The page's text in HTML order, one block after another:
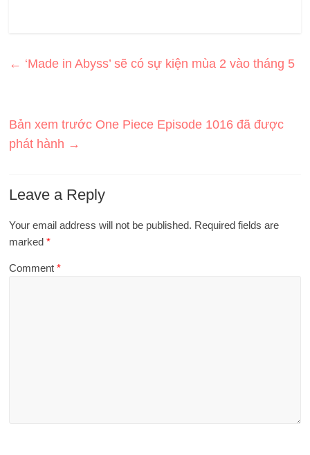
← ‘Made in Abyss’ sẽ có sự kiện mùa 2 vào tháng 5
Bản xem trước One Piece Episode 1016 đã được
phát hành →
Leave a Reply
Your email address will not be published. Required fields are
marked*
Comment*